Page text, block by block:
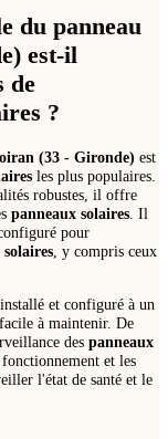
du panneau
est-il
de
?
(33 - Gironde) est
les plus populaires.
robustes, il offre
panneaux solaires . Il
pour
, y compris ceux
et configuré à un
à maintenir. De
des panneaux
et les
l'état de santé et le